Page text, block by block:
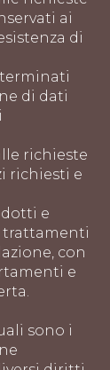
ai
di
di dati
richieste
richiesti e
e
trattamenti
con
e
sono i